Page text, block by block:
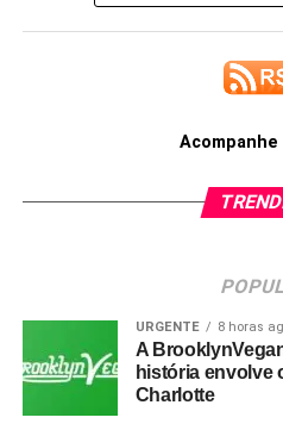
Acompanhe
URGENTE 8 horas
A
história envolve
Charlotte